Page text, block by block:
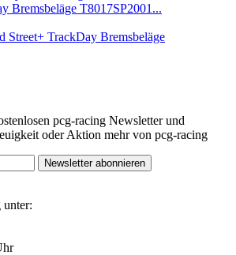
Bremsbeläge T8017SP2001...
Street+ TrackDay Bremsbeläge
pcg-racing Newsletter und
oder Aktion mehr von pcg-racing
Newsletter abonnieren
unter: